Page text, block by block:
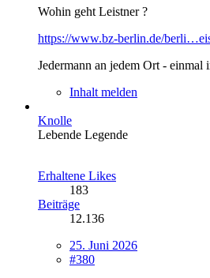
Wohin geht Leistner ?
https://www.bz-berlin.de/
Jedermann an jedem Ort - einmal
Inhalt melden
Knolle
Lebende Legende
Erhaltene Likes
183
Beiträge
12.136
25. Juni 2026
#380